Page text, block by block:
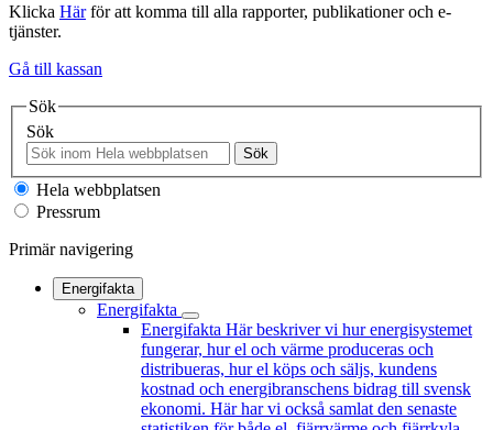
Klicka Härför att komma till alla rapporter, publikationer och e-
tjänster.
Gå till kassan
Sök
Sök
Sök
Hela webbplatsen
Pressrum
Primär navigering
Energifakta
Energifakta
Energifakta Här beskriver vi hur energisystemet
fungerar, hur el och värme produceras och
distribueras, hur el köps och säljs, kundens
kostnad och energibranschens bidrag till svensk
ekonomi. Här har vi också samlat den senaste